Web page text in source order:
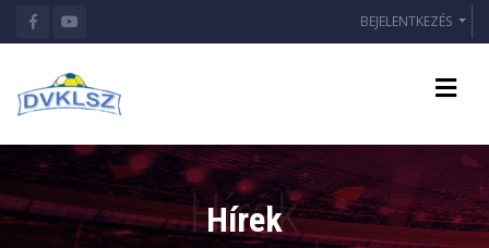
BEJELENTKEZÉS
Hírek